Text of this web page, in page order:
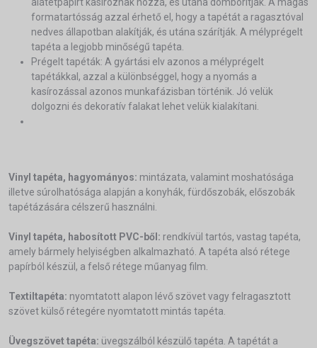
formatartósság azzal érhető el, hogy a tapétát a ragasztóval
nedves állapotban alakítják, és utána szárítják. A mélyprégelt
tapéta a legjobb minőségű tapéta.
Prégelt tapéták: A gyártási elv azonos a mélyprégelt
tapétákkal, azzal a különbséggel, hogy a nyomás a
kasírozással azonos munkafázisban történik. Jó velük
dolgozni és dekoratív falakat lehet velük kialakítani.
Vinyl tapéta, hagyományos: mintázata, valamint moshatósága
illetve súrolhatósága alapján a konyhák, fürdőszobák, előszobák
tapétázására célszerű használni.
Vinyl tapéta, habosított PVC-ből: rendkívül tartós, vastag tapéta,
amely bármely helyiségben alkalmazható. A tapéta alsó rétege
papírból készül, a felső rétege műanyag film.
Textiltapéta: nyomtatott alapon lévő szövet vagy felragasztott
szövet külső rétegére nyomtatott mintás tapéta.
Üvegszövet tapéta: üvegszálból készülő tapéta. A tapétát a